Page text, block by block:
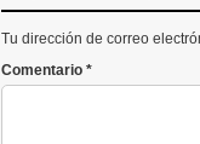
Tu dirección de correo
Comentario *